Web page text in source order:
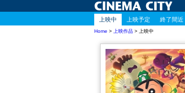
上映中
上映予定 終了間近
Home > 上映作品 > 上映中